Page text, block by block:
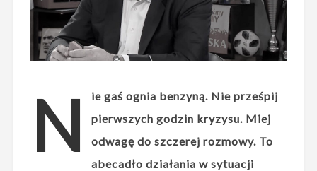
N
ie gaś ognia benzyną. Nie prześpij
pierwszych godzin kryzysu. Miej
odwagę do szczerej rozmowy. To
abecadło działania w sytuacji